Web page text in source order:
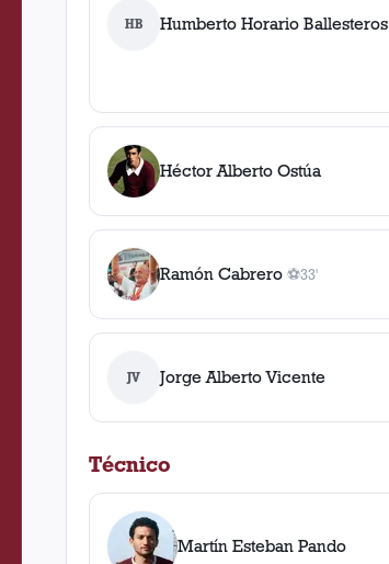
HB Humberto Horario Ballesteros
Héctor Alberto Ostúa
Ramón Cabrero ⚽
1gol
33'
JV Jorge Alberto Vicente
Técnico
Martín Esteban Pando